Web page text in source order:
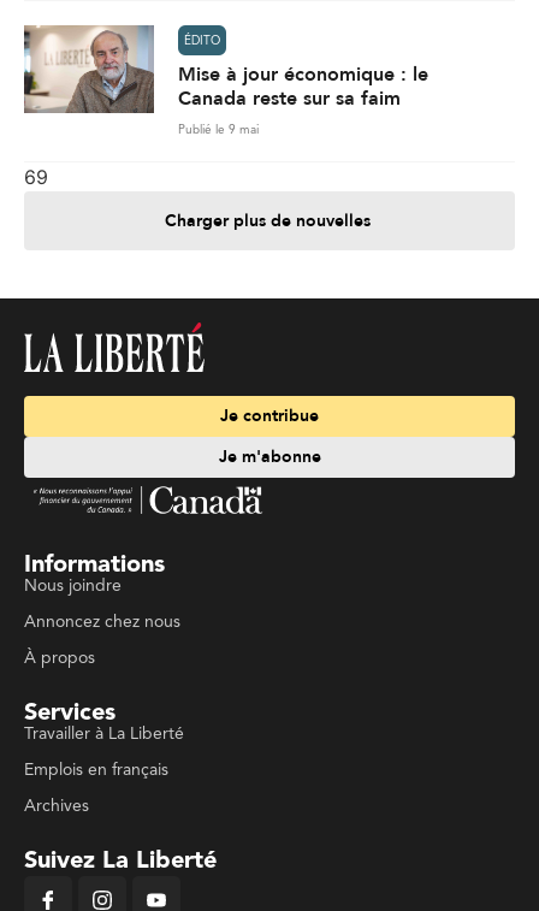
ÉDITO
Mise à jour économique : le
Canada reste sur sa faim
Publié le 9 mai
69
Charger plus de nouvelles
Je contribue
Je m'abonne
Informations
Nous joindre
Annoncez chez nous
À propos
Services
Travailler à La Liberté
Emplois en français
Archives
Suivez La Liberté